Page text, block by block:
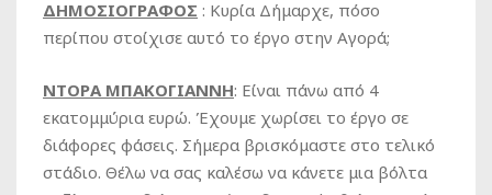
ΔΗΜΟΣΙΟΓΡΑΦΟΣ : Κυρία Δήμαρχε, πόσο
περίπου στοίχισε αυτό το έργο στην Αγορά;
ΝΤΟΡΑ ΜΠΑΚΟΓΙΑΝΝΗ: Είναι πάνω από 4
εκατομμύρια ευρώ. Έχουμε χωρίσει το έργο σε
διάφορες φάσεις. Σήμερα βρισκόμαστε στο τελικό
στάδιο. Θέλω να σας καλέσω να κάνετε μια βόλτα